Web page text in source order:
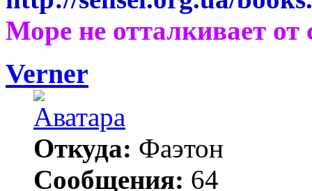
Море не отталкивает от
Verner
Откуда: Фаэтон
Сообщения: 64